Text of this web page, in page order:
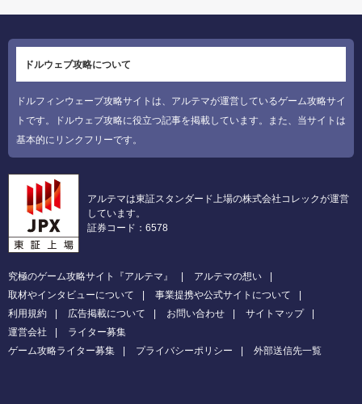
ドルウェブ攻略について
ドルフィンウェーブ攻略サイトは、アルテマが運営しているゲーム攻略サイ
トです。ドルウェブ攻略に役立つ記事を掲載しています。また、当サイトは
基本的にリンクフリーです。
アルテマは東証スタンダード上場の株式会社コレックが運営
しています。
証券コード：6578
究極のゲーム攻略サイト『アルテマ』
アルテマの想い
取材やインタビューについて
事業提携や公式サイトについて
利用規約
広告掲載について お問い合わせ
サイトマップ
運営会社
ライター募集
ゲーム攻略ライター募集
プライバシーポリシー 外部送信先一覧